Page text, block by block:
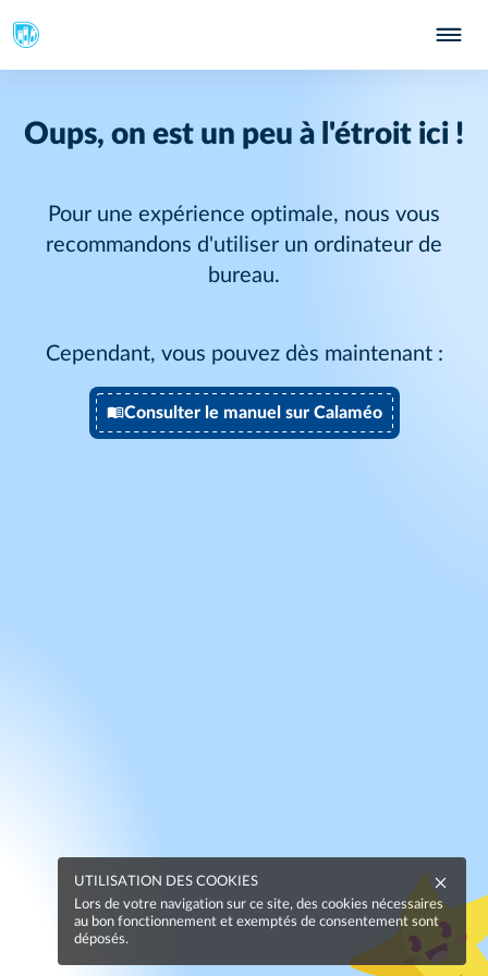
Oups, on est un peu à l'étroit ici !
Pour une expérience optimale, nous vous
recommandons d'utiliser un ordinateur de
bureau.
Cependant, vous pouvez dès maintenant :
Consulter le manuel sur Calaméo
UTILISATION DES COOKIES
Lors de votre navigation sur ce site, des cookies nécessaires
au bon fonctionnement et exemptés de consentement sont
déposés.